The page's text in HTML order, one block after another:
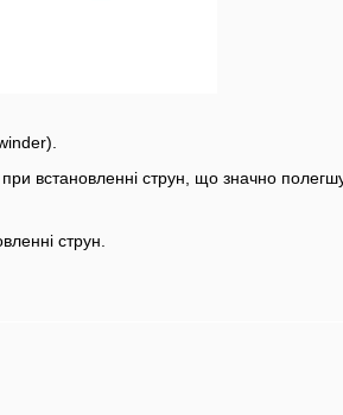
встановленні струн, що значно
струн.